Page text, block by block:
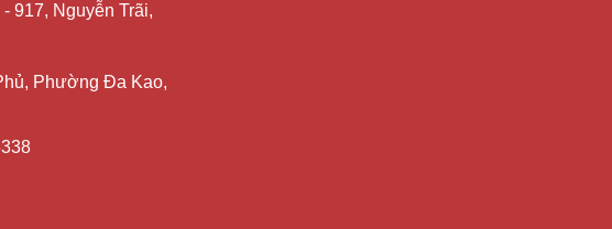
917, Nguyễn Trãi,
Phường Đa Kao,